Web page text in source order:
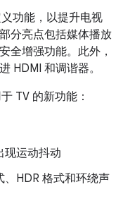
功能，以提升电视
分亮点包括媒体播放
全增强功能。此外，
HDMI 和调谐器。
TV 的新功能：
现运动抖动
、HDR 格式和环绕声